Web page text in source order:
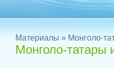
Материалы » Монголо-
Монголо-татары